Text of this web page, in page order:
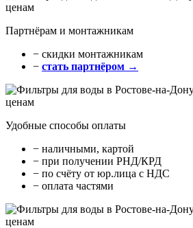
Партнёрам и монтажникам
− cкидки монтажникам
− стать партнёром →
Удобные способы оплаты
− наличными, картой
− при получении РНД/КРД
− по счёту от юр.лица с НДС
− оплата частями